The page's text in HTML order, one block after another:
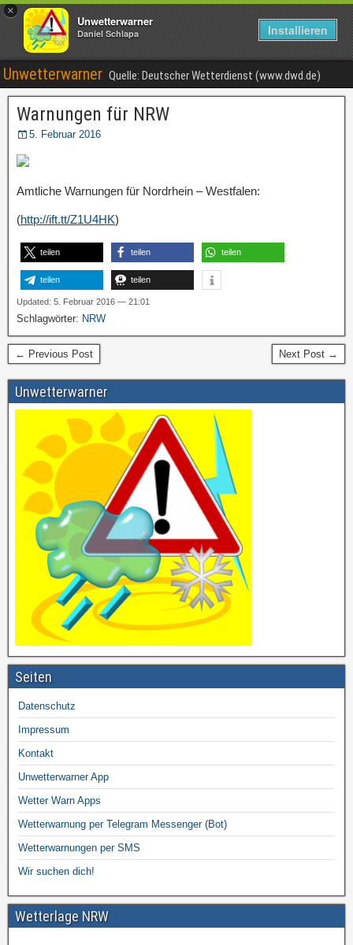
×
Unwetterwarner
Daniel Schlapa Installieren
Unwetterwarner Quelle: Deutscher Wetterdienst (www.dwd.de)
Warnungen für NRW
5. Februar 2016
Amtliche Warnungen für Nordrhein – Westfalen:
(http://ift.tt/Z1U4HK)
teilen teilen teilen
teilen teilen
Updated: 5. Februar 2016 — 21:01
Schlagwörter: NRW
← Previous Post Next Post →
Unwetterwarner
Seiten
Datenschutz
Impressum
Kontakt
Unwetterwarner App
Wetter Warn Apps
Wetterwarnung per Telegram Messenger (Bot)
Wetterwarnungen per SMS
Wir suchen dich!
Wetterlage NRW